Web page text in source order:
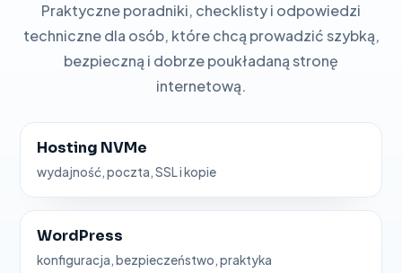
Praktyczne poradniki, checklisty i odpowiedzi
techniczne dla osób, które chcą prowadzić szybką,
bezpieczną i dobrze poukładaną stronę
internetową.
Hosting NVMe
wydajność, poczta, SSL i kopie
WordPress
konfiguracja, bezpieczeństwo, praktyka